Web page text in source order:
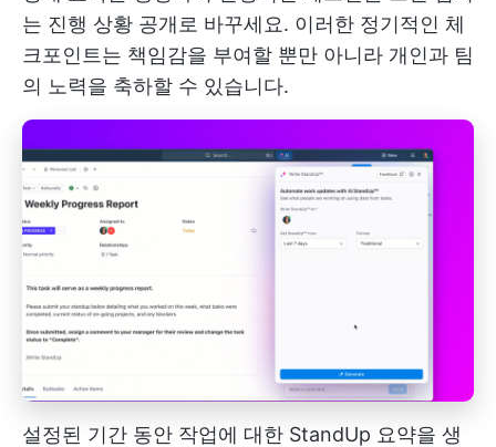
는 진행 상황 공개로 바꾸세요. 이러한 정기적인 체
크포인트는 책임감을 부여할 뿐만 아니라 개인과 팀
의 노력을 축하할 수 있습니다.
설정된 기간 동안 작업에 대한 StandUp 요약을 생